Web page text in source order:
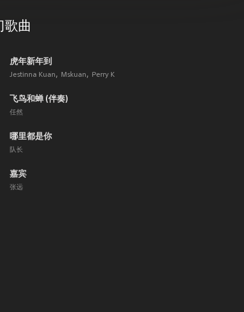
歌曲
虎年新年到
Jestinna Kuan Mskuan Perry K
飞鸟和蝉 (伴奏)
任然
哪里都是你
队长
嘉宾
张远